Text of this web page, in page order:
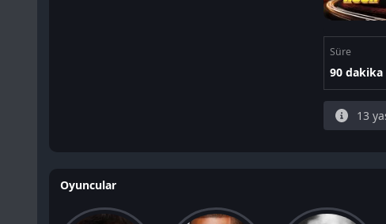
Süre
90 dakika
13
Oyuncular